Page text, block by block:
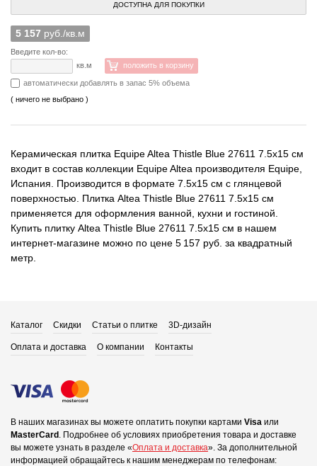
ДОСТУПНА ДЛЯ ПОКУПКИ
5 157 руб./кв.м
Введите кол-во:
кв.м
положить в корзину
автоматически добавлять в запас 5% объема
( ничего не выбрано )
Керамическая плитка Equipe Altea Thistle Blue 27611 7.5x15 см
входит в состав коллекции Equipe Altea производителя Equipe,
Испания. Производится в формате 7.5x15 см с глянцевой
поверхностью. Плитка Altea Thistle Blue 27611 7.5x15 см
применяется для оформления ванной, кухни и гостиной.
Купить плитку Altea Thistle Blue 27611 7.5x15 см в нашем
интернет-магазине можно по цене 5 157 руб. за квадратный
метр.
Каталог Скидки Статьи о плитке 3D-дизайн
Оплата и доставка О компании Контакты
В наших магазинах вы можете оплатить покупки картами Visa или
MasterCard . Подробнее об условиях приобретения товара и доставке
вы можете узнать в разделе «Оплата и доставка». За дополнительной
информацией обращайтесь к нашим менеджерам по телефонам: